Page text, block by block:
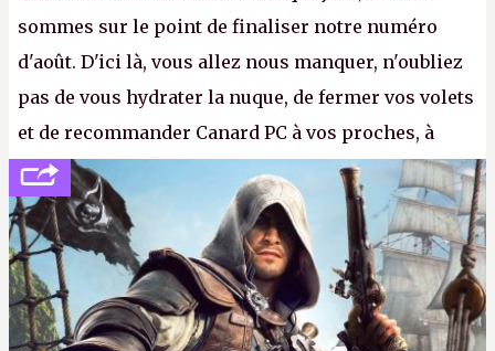
sommes sur le point de finaliser notre numéro
d'août. D'ici là, vous allez nous manquer, n'oubliez
pas de vous hydrater la nuque, de fermer vos volets
et de recommander Canard PC à vos proches, à
votre famille et aux inconnus que vous croisez
dans la rue. Bon été à tous ! –ER.